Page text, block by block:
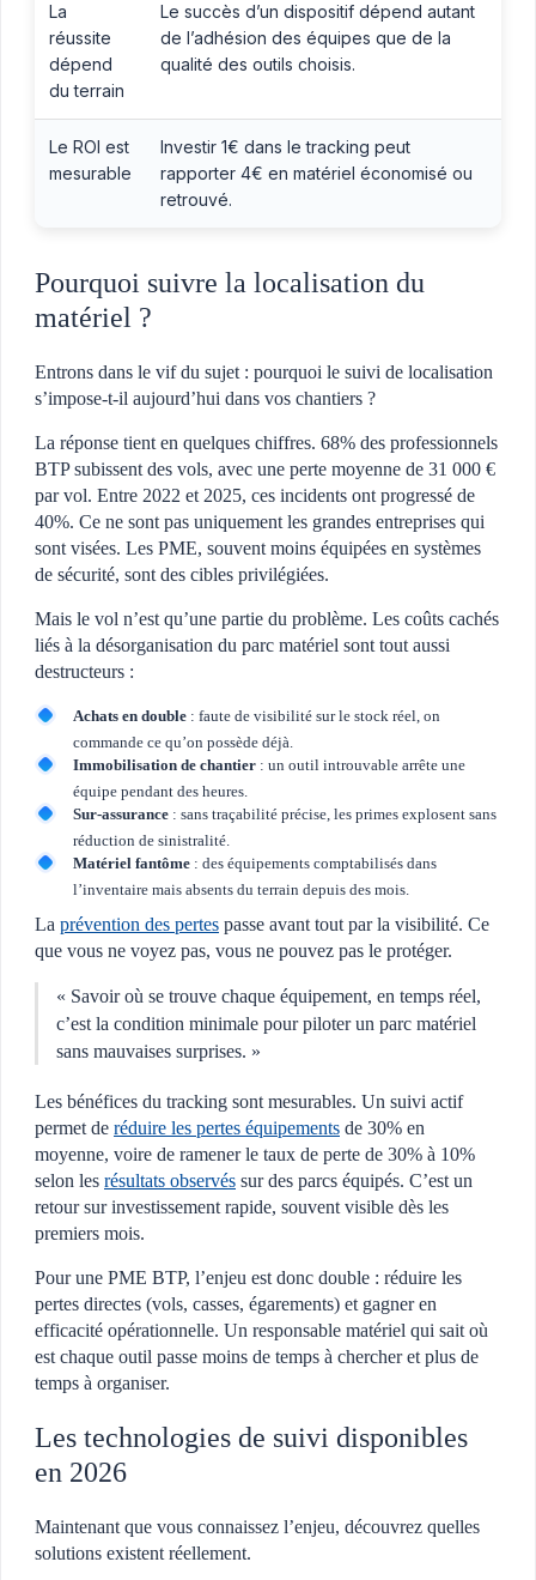
La
réussite
dépend
du terrain
Le succès d’un dispositif dépend autant
de l’adhésion des équipes que de la
qualité des outils choisis.
Le ROI est
mesurable
Investir 1€ dans le tracking peut
rapporter 4€ en matériel économisé ou
retrouvé.
Pourquoi suivre la localisation du
matériel ?
Entrons dans le vif du sujet : pourquoi le suivi de localisation
s’impose-t-il aujourd’hui dans vos chantiers ?
La réponse tient en quelques chiffres. 68% des professionnels
BTP subissent des vols, avec une perte moyenne de 31 000 €
par vol. Entre 2022 et 2025, ces incidents ont progressé de
40%. Ce ne sont pas uniquement les grandes entreprises qui
sont visées. Les PME, souvent moins équipées en systèmes
de sécurité, sont des cibles privilégiées.
Mais le vol n’est qu’une partie du problème. Les coûts cachés
liés à la désorganisation du parc matériel sont tout aussi
destructeurs :
Achats en double : faute de visibilité sur le stock réel, on
commande ce qu’on possède déjà.
Immobilisation de chantier : un outil introuvable arrête une
équipe pendant des heures.
Sur-assurance : sans traçabilité précise, les primes explosent sans
réduction de sinistralité.
Matériel fantôme : des équipements comptabilisés dans
l’inventaire mais absents du terrain depuis des mois.
La prévention des pertes passe avant tout par la visibilité. Ce
que vous ne voyez pas, vous ne pouvez pas le protéger.
« Savoir où se trouve chaque équipement, en temps réel,
c’est la condition minimale pour piloter un parc matériel
sans mauvaises surprises. »
Les bénéfices du tracking sont mesurables. Un suivi actif
permet de réduire les pertes équipements de 30% en
moyenne, voire de ramener le taux de perte de 30% à 10%
selon les résultats observés sur des parcs équipés. C’est un
retour sur investissement rapide, souvent visible dès les
premiers mois.
Pour une PME BTP, l’enjeu est donc double : réduire les
pertes directes (vols, casses, égarements) et gagner en
efficacité opérationnelle. Un responsable matériel qui sait où
est chaque outil passe moins de temps à chercher et plus de
temps à organiser.
Les technologies de suivi disponibles
en 2026
Maintenant que vous connaissez l’enjeu, découvrez quelles
solutions existent réellement.